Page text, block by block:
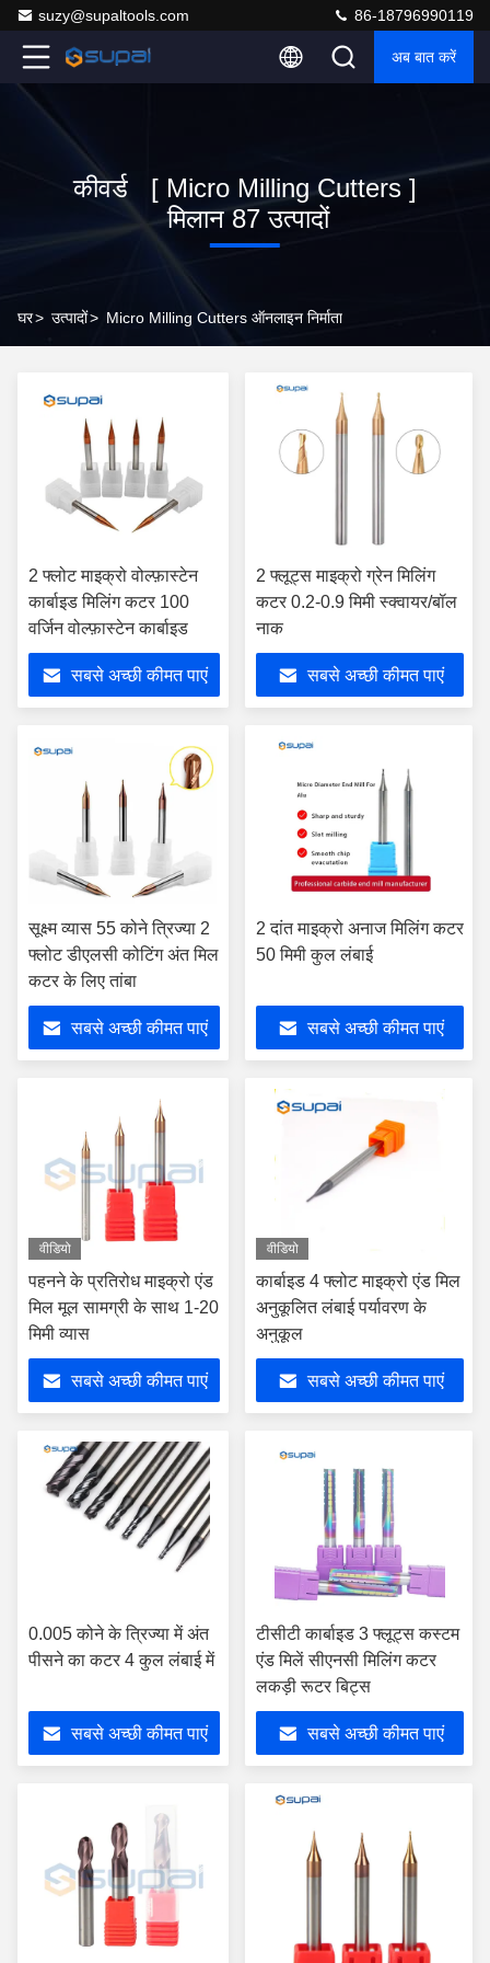
suzy@supaltools.com 86-18796990119
अब बात करें
कीवर्ड [ Micro Milling Cutters ]
मिलान 87 उत्पादों
घर> उत्पादों> Micro Milling Cutters ऑनलाइन निर्माता
2 फ्लोट माइक्रो वोल्फ़ास्टेन
कार्बाइड मिलिंग कटर 100
वर्जिन वोल्फ़ास्टेन कार्बाइड
सबसे अच्छी कीमत पाएं
2 फ्लूट्स माइक्रो ग्रेन मिलिंग
कटर 0.2-0.9 मिमी स्क्वायर/बॉल
नाक
सबसे अच्छी कीमत पाएं
सूक्ष्म व्यास 55 कोने त्रिज्या 2
फ्लोट डीएलसी कोटिंग अंत मिल
कटर के लिए तांबा
सबसे अच्छी कीमत पाएं
2 दांत माइक्रो अनाज मिलिंग कटर
50 मिमी कुल लंबाई
सबसे अच्छी कीमत पाएं
वीडियो
पहनने के प्रतिरोध माइक्रो एंड
मिल मूल सामग्री के साथ 1-20
मिमी व्यास
सबसे अच्छी कीमत पाएं
वीडियो
कार्बाइड 4 फ्लोट माइक्रो एंड मिल
अनुकूलित लंबाई पर्यावरण के
अनुकूल
सबसे अच्छी कीमत पाएं
0.005 कोने के त्रिज्या में अंत
पीसने का कटर 4 कुल लंबाई में
सबसे अच्छी कीमत पाएं
टीसीटी कार्बाइड 3 फ्लूट्स कस्टम
एंड मिलें सीएनसी मिलिंग कटर
लकड़ी रूटर बिट्स
सबसे अच्छी कीमत पाएं